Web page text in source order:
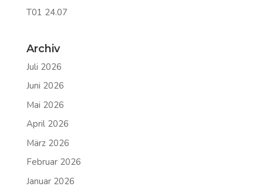
T01 24.07
Archiv
Juli 2026
Juni 2026
Mai 2026
April 2026
März 2026
Februar 2026
Januar 2026